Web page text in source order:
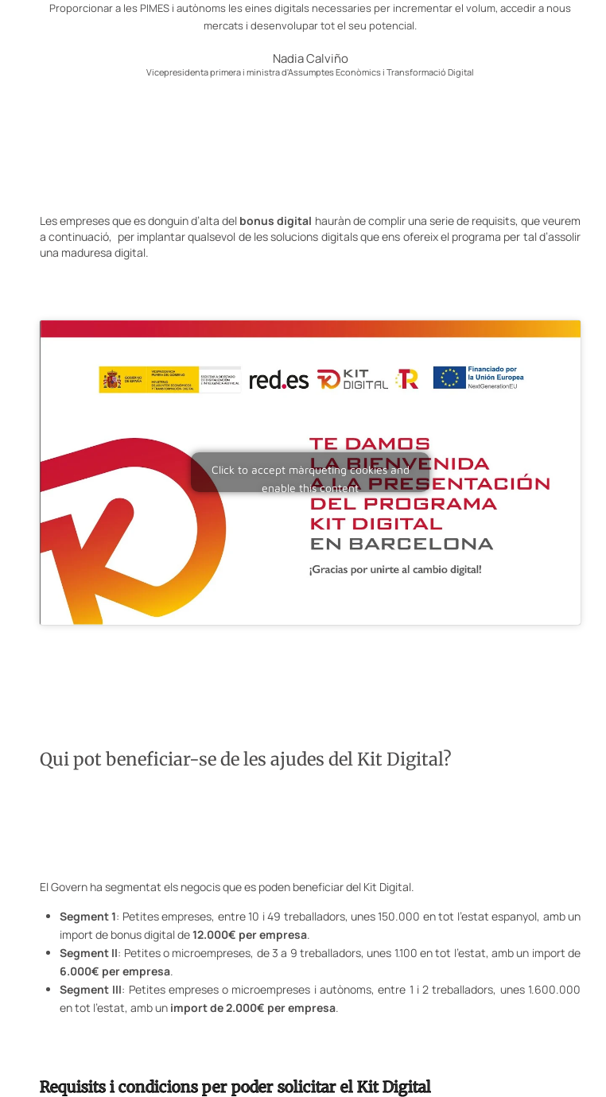
Proporcionar a les PIMES i autònoms les eines digitals necessaries per incrementar el volum, accedir a nous
mercats i desenvolupar tot el seu potencial.
Nadia Calviño
Vicepresidenta primera i ministra d'Assumptes Econòmics i Transformació Digital
Les empreses que es donguin d’alta del bonus digital hauràn de complir una serie de requisits, que veurem
a continuació, per implantar qualsevol de les solucions digitals que ens ofereix el programa per tal d’assolir
una maduresa digital.
Click to accept màrqueting cookies and
enable this content
Qui pot beneficiar-se de les ajudes del Kit Digital?
El Govern ha segmentat els negocis que es poden beneficiar del Kit Digital.
Segment 1: Petites empreses, entre 10 i 49 treballadors, unes 150.000 en tot l’estat espanyol, amb un
import de bonus digital de12.000€ per empresa.
Segment II: Petites o microempreses, de 3 a 9 treballadors, unes 1.100 en tot l’estat, amb un import de
6.000€ per empresa.
Segment III: Petites empreses o microempreses i autònoms, entre 1 i 2 treballadors, unes 1.600.000
en tot l’estat, amb un import de 2.000€ per empresa.
Requisits i condicions per poder solicitar el Kit Digital